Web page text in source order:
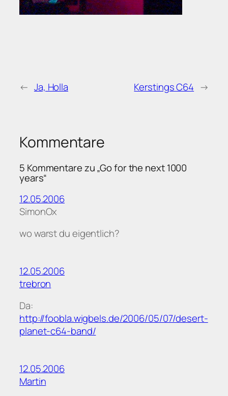
← Ja, Holla Kerstings C64 →
Kommentare
5 Kommentare zu „Go for the next 1000
years“
12.05.2006
SimonOx
wo warst du eigentlich?
12.05.2006
trebron
Da:
http://foobla.wigbels.de/2006/05/07/desert-
planet-c64-band/
12.05.2006
Martin